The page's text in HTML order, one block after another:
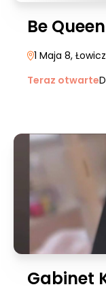
Be
1 Maja 8, Łowicz
Teraz otwarte
Gabinet